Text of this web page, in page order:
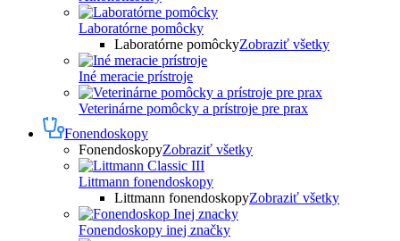
Laboratórne pomôcky
Laboratórne pomôckyZobraziť všetky
Iné meracie prístroje
Veterinárne pomôcky a prístroje pre prax
Fonendoskopy
FonendoskopyZobraziť všetky
Littmann fonendoskopy
Littmann fonendoskopyZobraziť všetky
Fonendoskopy inej značky